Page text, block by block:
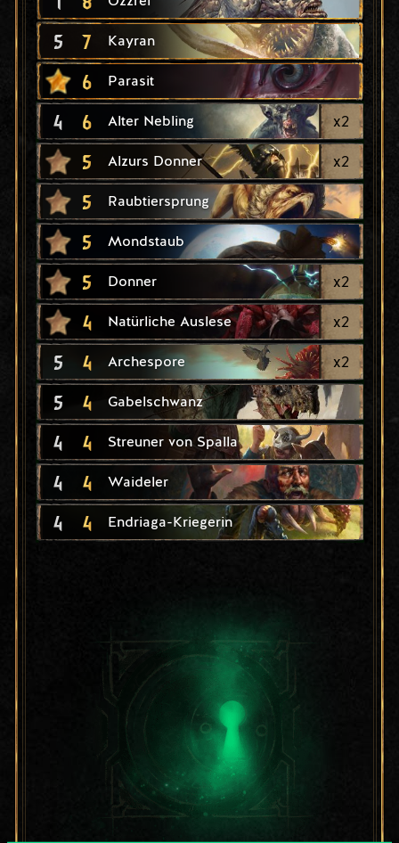
5 7 Kayran
6 Parasit
4 6 Alter Nebling x2
5 Alzurs Donner x2
5 Raubtiersprung
5 Mondstaub
5 Donner x2
4 Natürliche Auslese x2
5 4 Archespore x2
5 4 Gabelschwanz
4 4 Streuner von Spalla
4 4 Waideler
4 4 Endriaga-Kriegerin